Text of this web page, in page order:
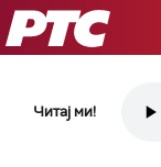
РТС
Читај ми!